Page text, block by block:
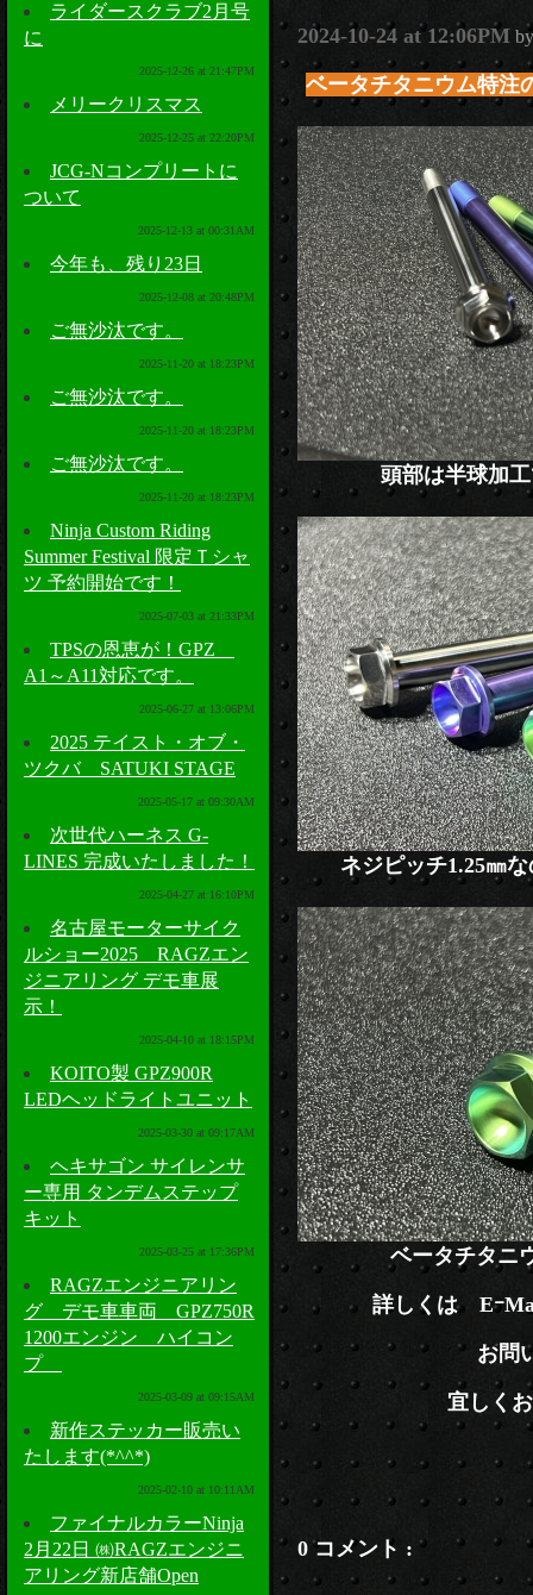
ライダースクラブ2月号
に
2025-12-26 at 21:47PM
メリークリスマス
2025-12-25 at 22:20PM
JCG-Nコンプリートに
ついて
2025-12-13 at 00:31AM
今年も、残り23日
2025-12-08 at 20:48PM
ご無沙汰です。
2025-11-20 at 18:23PM
ご無沙汰です。
2025-11-20 at 18:23PM
ご無沙汰です。
2025-11-20 at 18:23PM
Ninja Custom Riding
Summer Festival 限定Ｔシャ
ツ 予約開始です！
2025-07-03 at 21:33PM
TPSの恩恵が！GPZ
A1～A11対応です。
2025-06-27 at 13:06PM
2025 テイスト・オブ・
ツクバ SATUKI STAGE
2025-05-17 at 09:30AM
次世代ハーネス G-
LINES 完成いたしました！
2025-04-27 at 16:10PM
名古屋モーターサイク
ルショー2025 RAGZエン
ジニアリング デモ車展
示！
2025-04-10 at 18:15PM
KOITO製 GPZ900R
LEDヘッドライトユニット
2025-03-30 at 09:17AM
ヘキサゴン サイレンサ
ー専用 タンデムステップ
キット
2025-03-25 at 17:36PM
RAGZエンジニアリン
グ デモ車車両 GPZ750R
1200エンジン ハイコン
プ
2025-03-09 at 09:15AM
新作ステッカー販売い
たします(*^^*)
2025-02-10 at 10:11AM
ファイナルカラーNinja
2月22日 ㈱RAGZエンジニ
アリング新店舗Open
2024-10-24 at 12:06PM
ベータチタニウム特注
頭部は半球加
ネジピッチ1.25㎜
ベータチタニ
詳しくは Eｰ
お問
宜しく
0 コメント :